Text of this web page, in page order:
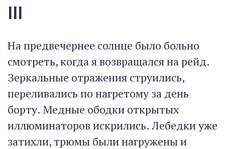
III
На предвечернее солнце было больно
смотреть, когда я возвращался на рейд.
Зеркальные отражения струились,
переливались по нагретому за день
борту. Медные ободки открытых
иллюминаторов искрились. Лебедки уже
затихли, трюмы были нагружены и